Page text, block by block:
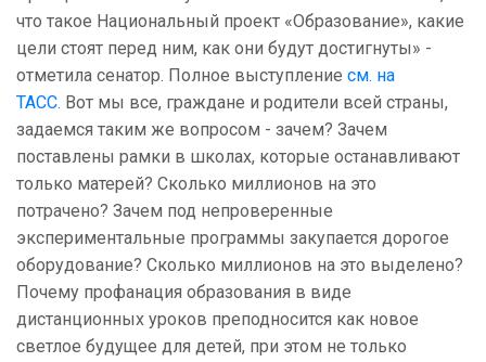
что такое Национальный проект «Образование», какие
цели стоят перед ним, как они будут достигнуты» -
отметила сенатор. Полное выступление см. на
ТАСС. Вот мы все, граждане и родители всей страны,
задаемся таким же вопросом - зачем? Зачем
поставлены рамки в школах, которые останавливают
только матерей? Сколько миллионов на это
потрачено? Зачем под непроверенные
экспериментальные программы закупается дорогое
оборудование? Сколько миллионов на это выделено?
Почему профанация образования в виде
дистанционных уроков преподносится как новое
светлое будущее для детей, при этом не только